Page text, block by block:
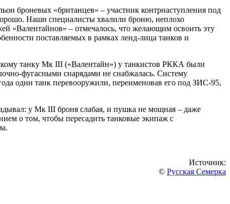
броневых «британцев» – участник контрнаступления под
Наши специалисты хвалили броню, неплохо
«Валентайнов» – отмечалось, что желающим освоить эту
поставляемых в рамках ленд-лица танков и
танку Мк III («Валентайн») у танкистов РККА были
фугасными снарядами не снабжалась. Систему
один танк перевооружили, переименовав его под ЗИС-95,
у Мк III броня слабая, и пушка не мощная – даже
о том, чтобы пересадить танковые экипаж с
Источник:
© Русская Семерка